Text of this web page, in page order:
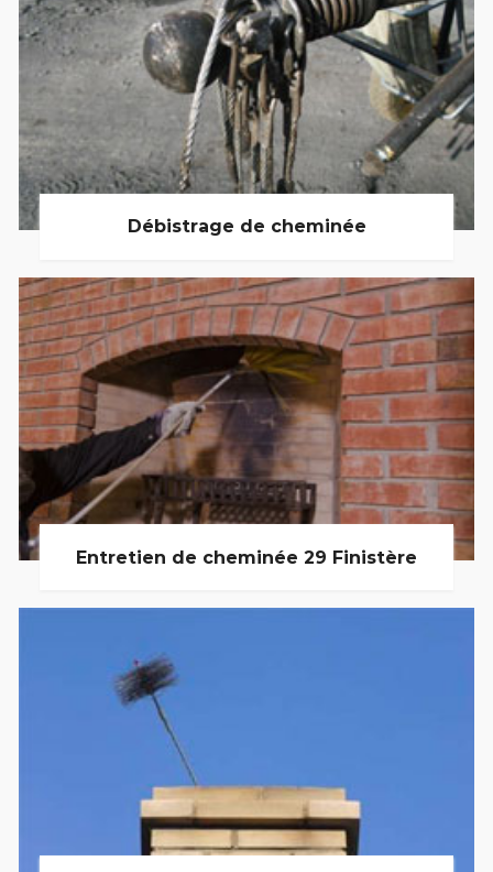
Débistrage de cheminée
Entretien de cheminée 29 Finistère